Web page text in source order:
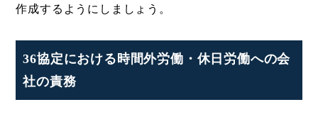
作成するようにしましょう。
36協定における時間外労働・休日労働への会
社の責務